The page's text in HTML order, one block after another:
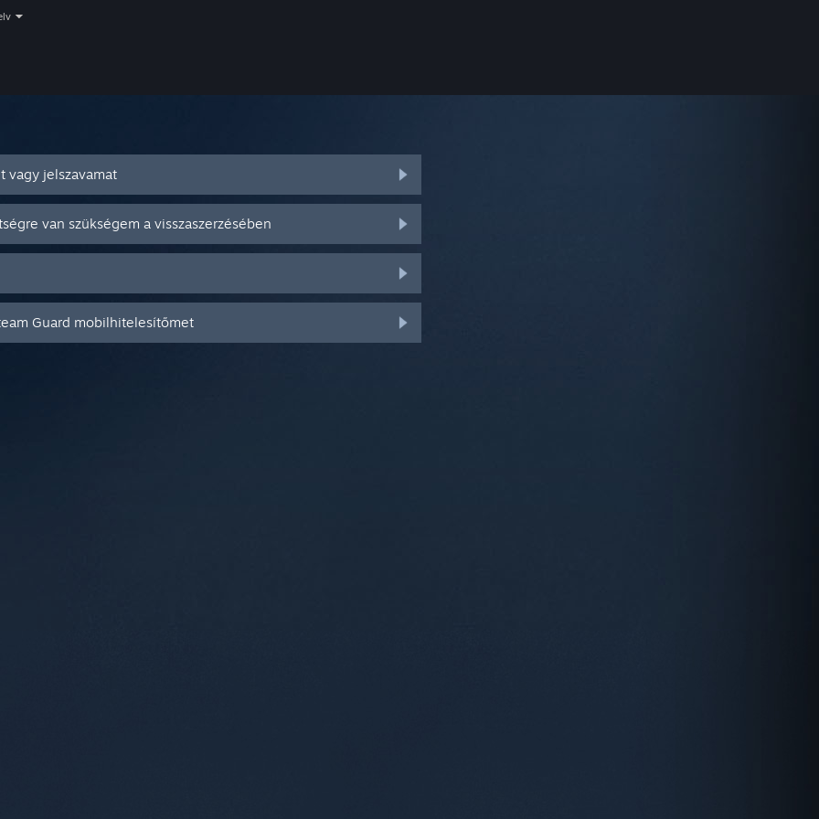
vagy jelszavamat
van szükségem a visszaszerzésében
Guard mobilhitelesítőmet